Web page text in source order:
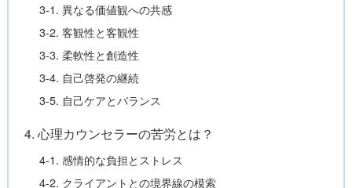
3-1. 異なる価値観への共感
3-2. 客観性と客観性
3-3. 柔軟性と創造性
3-4. 自己啓発の継続
3-5. 自己ケアとバランス
4. 心理カウンセラーの苦労とは？
4-1. 感情的な負担とストレス
4-2. クライアントとの境界線の模索